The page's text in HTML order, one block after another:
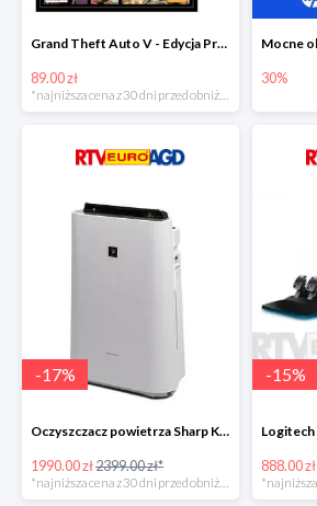
Grand Theft Auto V - Edycja Premium PS4 taniej o 50zł
89.00 zł 30%
-17%
Oczyszczacz powietrza Sharp KC-D60EUW w super cenie
1990.00 zł2399.00 zł*
*najniższa cena z 30 dni przed obniżką
-15%
888.00 zł